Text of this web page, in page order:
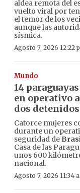
aldea remota del
vuelto viral por
el temor de los
aunque las
sísmica.
Agosto 7, 2026 12:22
Mundo
14
en operativo
dos
Catorce mujeres
durante un
seguridad de
Casa de las
unos 600
nacional.
Agosto 7, 2026 11:34